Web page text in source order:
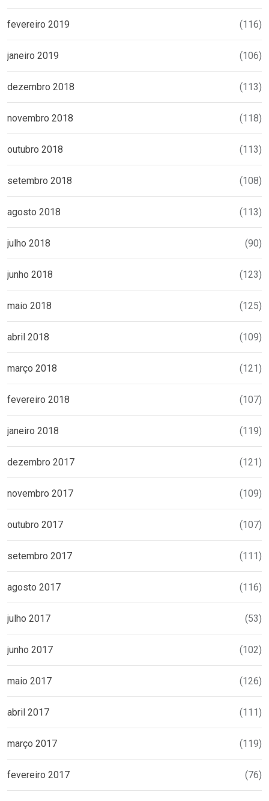
fevereiro 2019 (116)
janeiro 2019 (106)
dezembro 2018 (113)
novembro 2018 (118)
outubro 2018 (113)
setembro 2018 (108)
agosto 2018 (113)
julho 2018 (90)
junho 2018 (123)
maio 2018 (125)
abril 2018 (109)
março 2018 (121)
fevereiro 2018 (107)
janeiro 2018 (119)
dezembro 2017 (121)
novembro 2017 (109)
outubro 2017 (107)
setembro 2017 (111)
agosto 2017 (116)
julho 2017 (53)
junho 2017 (102)
maio 2017 (126)
abril 2017 (111)
março 2017 (119)
fevereiro 2017 (76)